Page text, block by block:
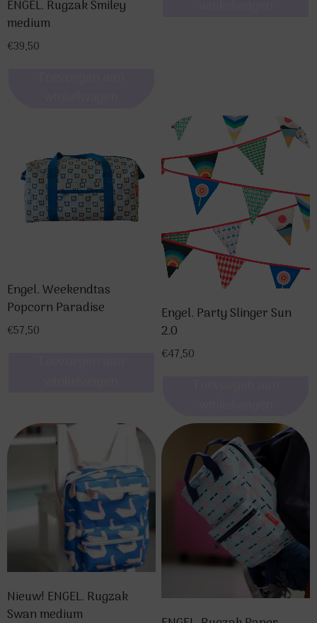
ENGEL. Rugzak Smiley
medium
€39,50
Engel. Weekendtas
Popcorn Paradise
€57,50
Engel. Party Slinger Sun
2.0
€47,50
Nieuw! ENGEL. Rugzak
Swan medium